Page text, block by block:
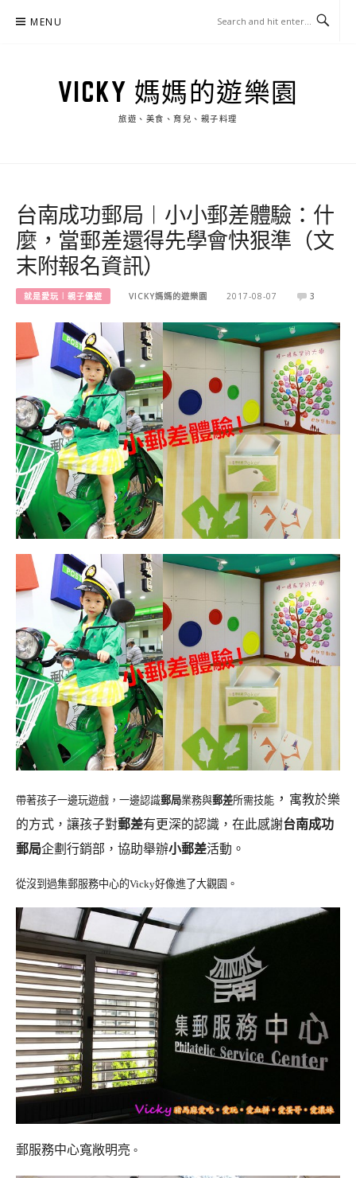
MENU
VICKY 媽媽的遊樂園
旅遊、美食、育兒、親子料理
台南成功郵局︱小小郵差體驗：什
麼，當郵差還得先學會快狠準（文
末附報名資訊）
就是愛玩︱親子優遊 VICKY媽媽的遊樂園 2017-08-07 3
帶著孩子一邊玩遊戲，一邊認識郵局業務與郵差所需技能 ， 寓教於樂
的方式，讓孩子對郵差有更深的認識，在此感謝台南成功
郵局企劃行銷部，協助舉辦小郵差活動。
從沒到過集郵服務中心的Vicky好像進了大觀園。
郵服務中心寬敞明亮 。